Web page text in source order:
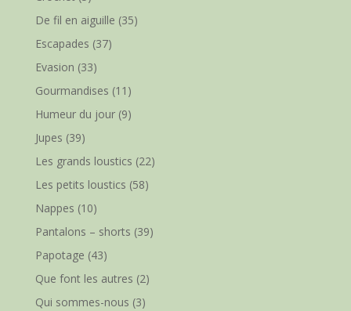
De fil en aiguille (35)
Escapades (37)
Evasion (33)
Gourmandises (11)
Humeur du jour(9)
Jupes (39)
Les grands loustics (22)
Les petits loustics (58)
Nappes (10)
Pantalons – shorts (39)
Papotage (43)
Que font les autres (2)
Qui sommes-nous (3)